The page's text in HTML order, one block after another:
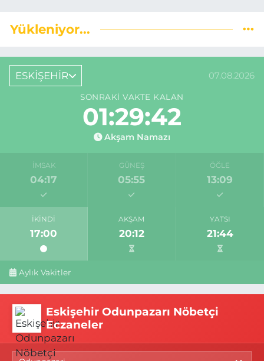
Yükleniyor...
ESKİŞEHİR 07.08.2026
SONRAKI VAKTE KALAN
01:29:42
Akşam Namazı
İMSAK
04:17
GÜNEŞ
05:55
ÖĞLE
13:09
İKINDI
17:00
AKŞAM
20:12
YATSI
21:44
Aylık Vakitler
Eskişehir Odunpazarı Nöbetçi
Eczaneler